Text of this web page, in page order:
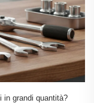
in grandi quantità?